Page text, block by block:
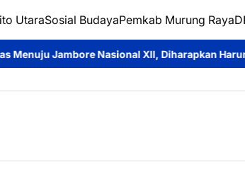
UtaraSosial BudayaPemkab Murung Raya
XII, Diharapkan Harumkan Nama Daerah